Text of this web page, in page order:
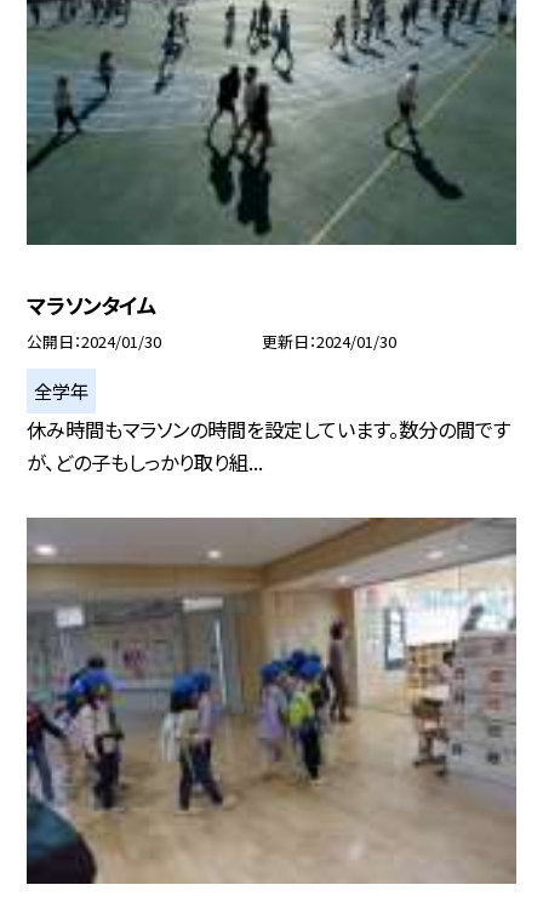
マラソンタイム
公開日 2024/01/30 更新日 2024/01/30
全学年
休み時間もマラソンの時間を設定しています。数分の間です
が、どの子もしっかり取り組...